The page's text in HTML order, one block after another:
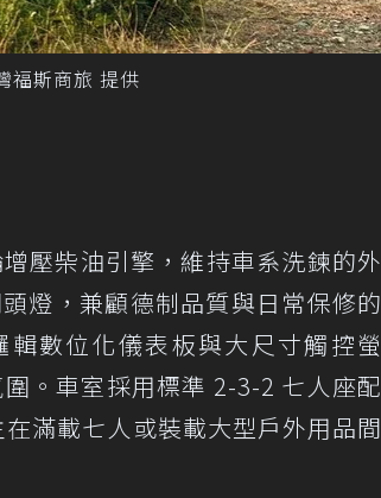
福斯商旅 提供
壓柴油引擎，維持車系洗鍊的外
燈，兼顧德制品質與日常保修的
數位化儀表板與大尺寸觸控螢
。車室採用標準 2-3-2 七人座配
滿載七人或裝載大型戶外用品間